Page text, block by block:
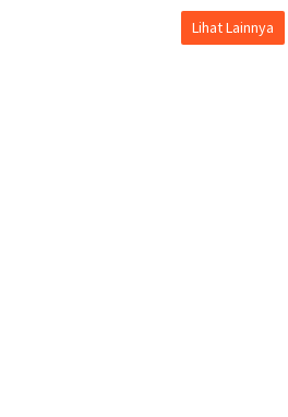
Lihat Lainnya